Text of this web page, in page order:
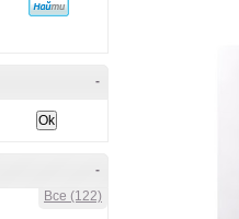
-
-
Все (122)